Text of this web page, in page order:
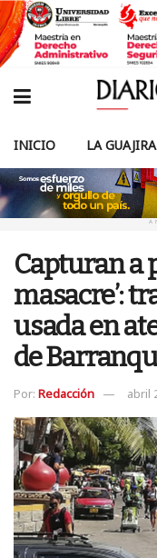
INICIO LA GUAJIRA
Capturan a
masacre’:
usada en
de
Por: Redacción abril